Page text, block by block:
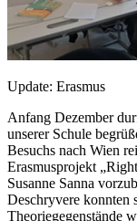
Update: Erasmus
Anfang Dezember
unserer Schule
Besuchs nach Wien
Erasmusprojekt
Susanne Sanna
Deschryvere konnten
Theoriegegenstände